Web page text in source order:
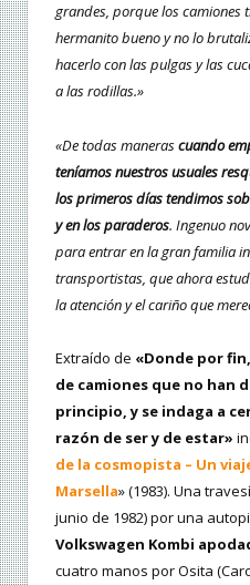
grandes, porque los camiones
hermanito bueno y no lo
hacerlo con las pulgas y las
a las rodillas.»
«De todas manerascuando
teníamos nuestros usuales
los primeros días tendimos
y en los paraderos. Ingenuo
para entrar en la gran familia
transportistas, que ahora
la atención y el cariño que
Extraído de «Donde por
de camiones que no han
principio, y se indaga a
razón de ser y de estar»
de la cosmopista – Un
Marsella» (1983). Una
junio de 1982) por una
Volkswagen Kombi
cuatro manos por Osita